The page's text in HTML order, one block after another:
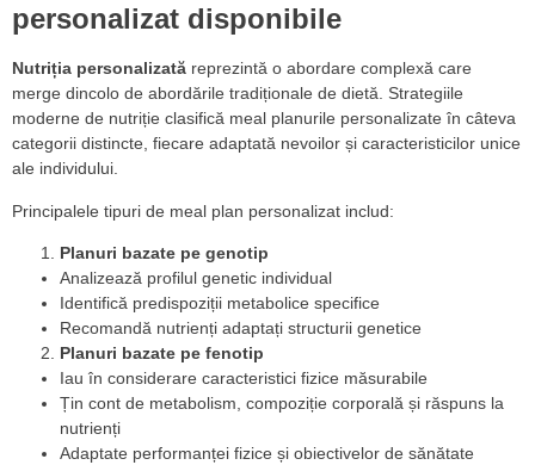
personalizat disponibile
Nutriția personalizată reprezintă o abordare complexă care
merge dincolo de abordările tradiționale de dietă. Strategiile
moderne de nutriție clasifică meal planurile personalizate în câteva
categorii distincte, fiecare adaptată nevoilor și caracteristicilor unice
ale individului.
Principalele tipuri de meal plan personalizat includ:
Planuri bazate pe genotip
Analizează profilul genetic individual
Identifică predispoziții metabolice specifice
Recomandă nutrienți adaptați structurii genetice
Planuri bazate pe fenotip
Iau în considerare caracteristici fizice măsurabile
Țin cont de metabolism, compoziție corporală și răspuns la
nutrienți
Adaptate performanței fizice și obiectivelor de sănătate